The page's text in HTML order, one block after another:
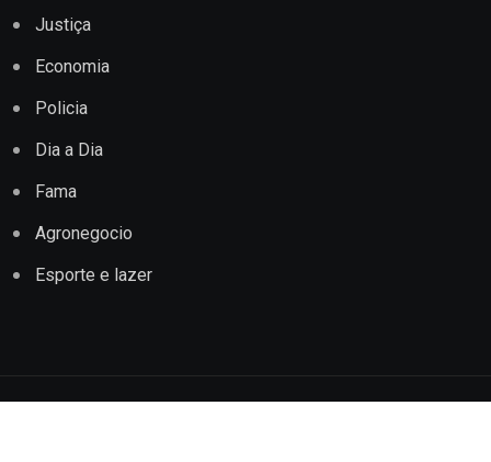
Justiça
Economia
Policia
Dia a Dia
Fama
Agronegocio
Esporte e lazer